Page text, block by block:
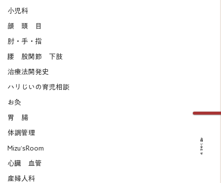
小児科
顔 頭 目
肘・手・指
腰 股関節 下肢
治療法開発史
ハリじいの育児相談
お灸
胃 腸
体調管理
Mizu’sRoom
心臓 血管
産婦人科
お問い合わせ